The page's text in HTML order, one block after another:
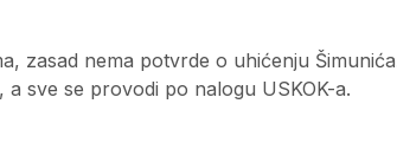
zasad nema potvrde o uhićenju
a sve se provodi po nalogu USKOK-a.